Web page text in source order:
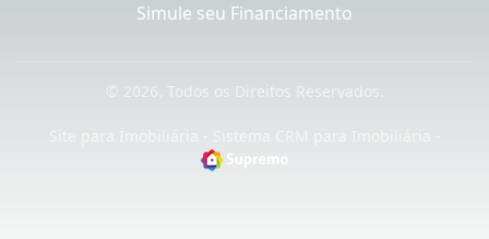
Simule seu Financiamento
© 2026. Todos os Direitos Reservados.
- -